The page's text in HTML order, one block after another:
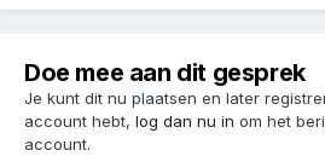
Doe mee aan dit gesprek
Je kunt dit nu plaatsen en later
account hebt, log dan nu in om het
account.